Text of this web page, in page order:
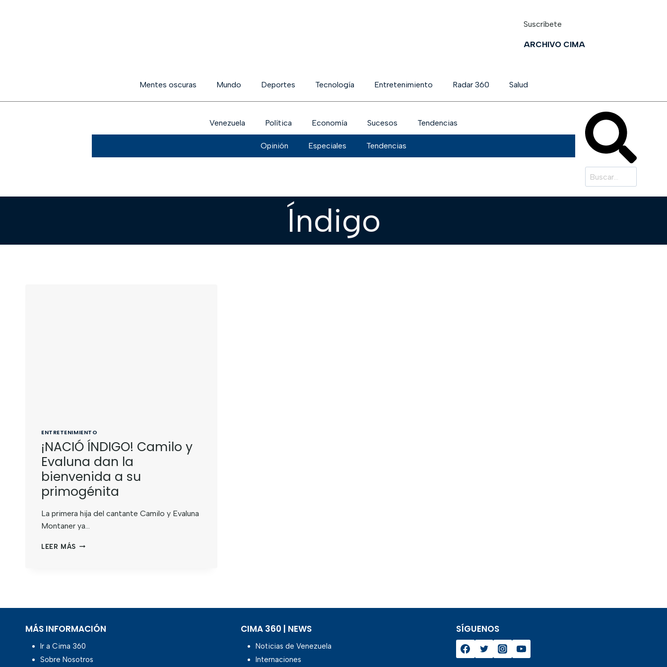
Suscríbete
ARCHIVO CIMA
Mentes oscuras Mundo Deportes Tecnología Entretenimiento Radar 360 Salud
Venezuela Política Economía Sucesos Tendencias
Opinión Especiales Tendencias
Índigo
ENTRETENIMIENTO
¡NACIÓ ÍNDIGO! Camilo y
Evaluna dan la
bienvenida a su
primogénita
La primera hija del cantante Camilo y Evaluna
Montaner ya…
LEER MÁS
MÁS INFORMACIÓN
Ir a Cima 360
Sobre Nosotros
CIMA 360 | NEWS
Noticias de Venezuela
Internaciones
SÍGUENOS